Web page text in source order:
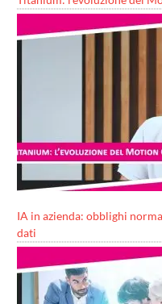
IA in azienda: obblighi
dati